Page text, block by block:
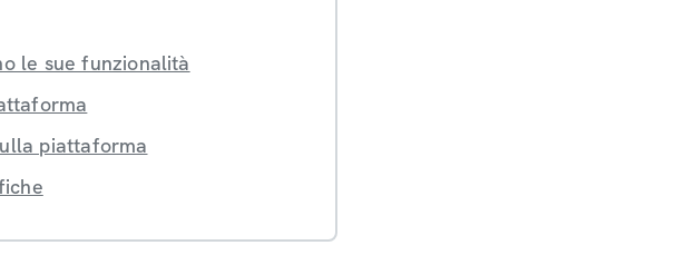
le sue funzionalità
piattaforma